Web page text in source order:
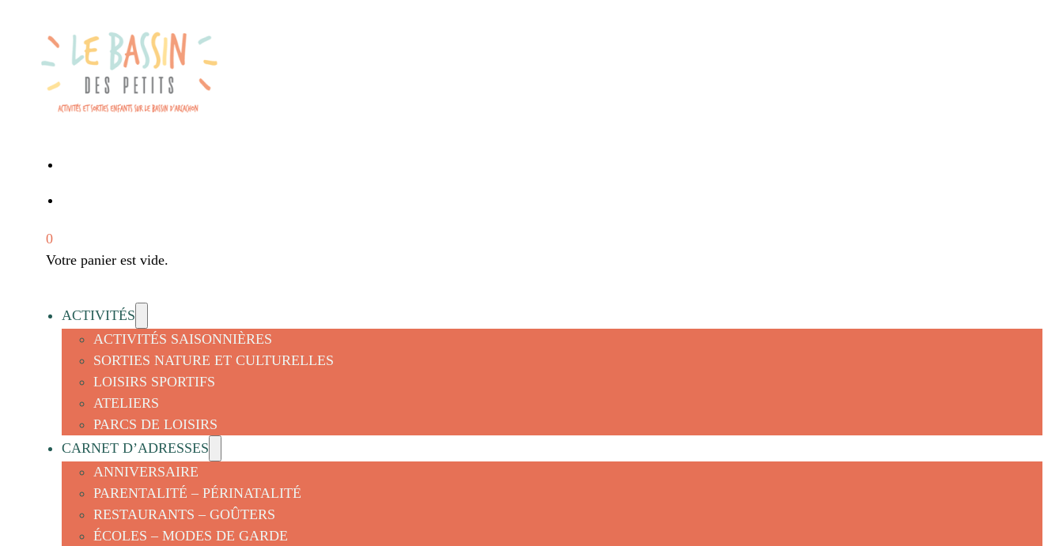
0
Votre panier est vide.
ACTIVITÉS
ACTIVITÉS SAISONNIÈRES
SORTIES NATURE ET CULTURELLES
LOISIRS SPORTIFS
ATELIERS
PARCS DE LOISIRS
CARNET D’ADRESSES
ANNIVERSAIRE
PARENTALITÉ – PÉRINATALITÉ
RESTAURANTS – GOÛTERS
ÉCOLES – MODES DE GARDE